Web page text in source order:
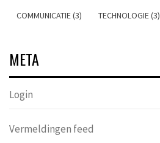
COMMUNICATIE (3) TECHNOLOGIE (3)
META
Login
Vermeldingen feed